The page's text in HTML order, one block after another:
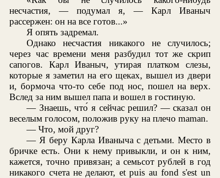
несчастия, — подумал я, — Карл Иваныч
рассержен: он на все готов...»
Я опять задремал.
Однако несчастия никакого не случилось;
через час времени меня разбудил тот же скрип
сапогов. Карл Иваныч, утирая платком слезы,
которые я заметил на его щеках, вышел из двери
и, бормоча что-то себе под нос, пошел на верх.
Вслед за ним вышел папа и вошел в гостиную.
— Знаешь, что́ я сейчас решил? — сказал он
веселым голосом, положив руку на плечо maman.
— Что, мой друг?
— Я беру Карла Иваныча с детьми. Место в
бричке есть. Они к нему привыкли, и он к ним,
кажется, точно привязан; а семьсот рублей в год
никакого счета не делают, et puis au fond s'est un